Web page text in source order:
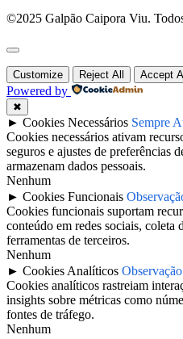
©2025 Galpão Caipora Viu.
Customize Reject All Accept All
Powered by
✖
► Cookies Necessários Sempre
Cookies necessários ativam
seguros e ajustes de preferências
armazenam dados pessoais.
Nenhum
► Cookies Funcionais
Cookies funcionais suportam
conteúdo em redes sociais, coleta
ferramentas de terceiros.
Nenhum
► Cookies Analíticos Observação
Cookies analíticos rastreiam
insights sobre métricas como
fontes de tráfego.
Nenhum